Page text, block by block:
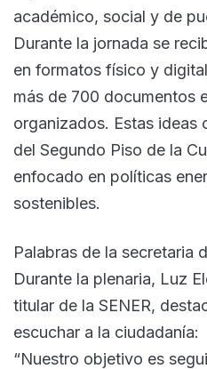
académico, social y de
Durante la jornada se
en formatos físico y
más de 700 documentos
organizados. Estas ideas
del Segundo Piso de la
enfocado en políticas
sostenibles.
Palabras de la secretaria
Durante la plenaria, Luz
titular de la SENER,
escuchar a la ciudadanía:
“Nuestro objetivo es